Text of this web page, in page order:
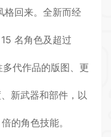
格回来。全新而经
名角色及超过
代作品的版图、更
新武器和部件，以
的角色技能。